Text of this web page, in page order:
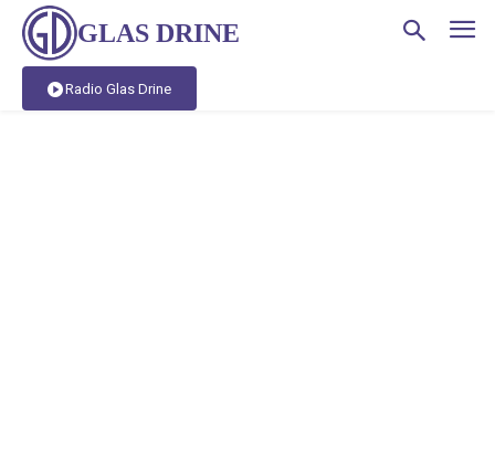
GLAS DRINE
Radio Glas Drine